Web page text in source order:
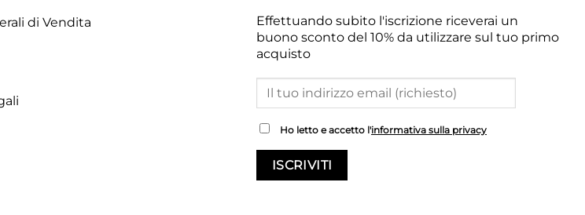
di Vendita
Effettuando subito l'iscrizione riceverai un
buono sconto del 10% da utilizzare sul tuo primo
acquisto
Ho letto e accetto l'informativa sulla privacy